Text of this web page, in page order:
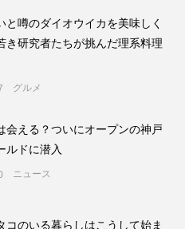
と噂のダイオウイカを美味しく
き研究者たちが挑んだ理系料理
グルメ
会える？ついにオープンの神戸
ルドに潜入
ニュース
コのいる暮らしはこうして始ま